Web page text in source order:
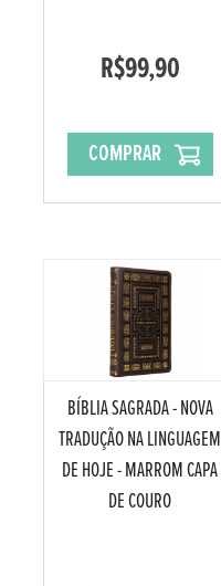
R$99,90
COMPRAR
BÍBLIA SAGRADA - NOVA
TRADUÇÃO NA LINGUAGEM
DE HOJE - MARROM CAPA
DE COURO